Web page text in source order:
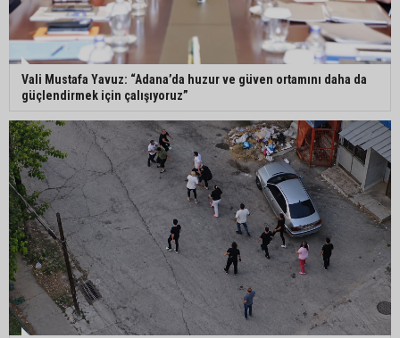
Eski polis memuru Ergün Karakaya’nın
öldürüldüğü silahlı kavganın görüntüleri ortaya
çıktı
İmamoğlu’nda hijyen ve etiket kontrolü
Mustafa Özkan: "Yüreğir Belediye Başkan
Vekilliği seçimine ilişkin hukuki süreç başlatıldı"
Vali Mustafa Yavuz: “Adana’da huzur ve güven ortamını daha da
güçlendirmek için çalışıyoruz”